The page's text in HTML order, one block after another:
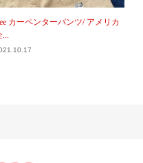
カーペンターパンツ/ アメリカ
...